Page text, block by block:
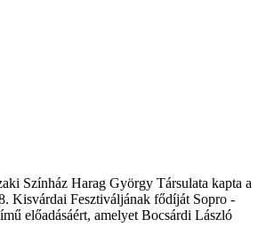
Színház Harag György Társulata kapta a
Kisvárdai Fesztiváljának fődíját Sopro -
előadásáért, amelyet Bocsárdi László